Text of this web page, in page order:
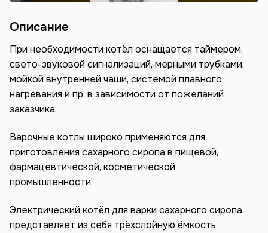
Описание
При необходимости котёл оснащается таймером,
свето-звуковой сигнализаций, мерными трубками,
мойкой внутренней чаши, системой плавного
нагревания и пр. в зависимости от пожеланий
заказчика.
Варочные котлы широко применяются для
приготовления сахарного сиропа в пищевой,
фармацевтической, косметической
промышленности.
Электрический котёл для варки сахарного сиропа
представляет из себя трёхслойную ёмкость